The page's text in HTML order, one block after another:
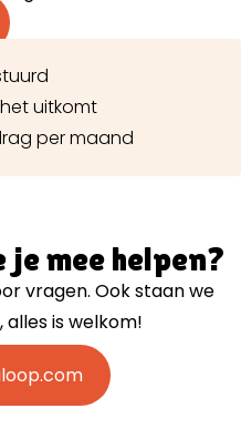
uitkomt
per maand
mee helpen?
vragen. Ook staan we
is welkom!